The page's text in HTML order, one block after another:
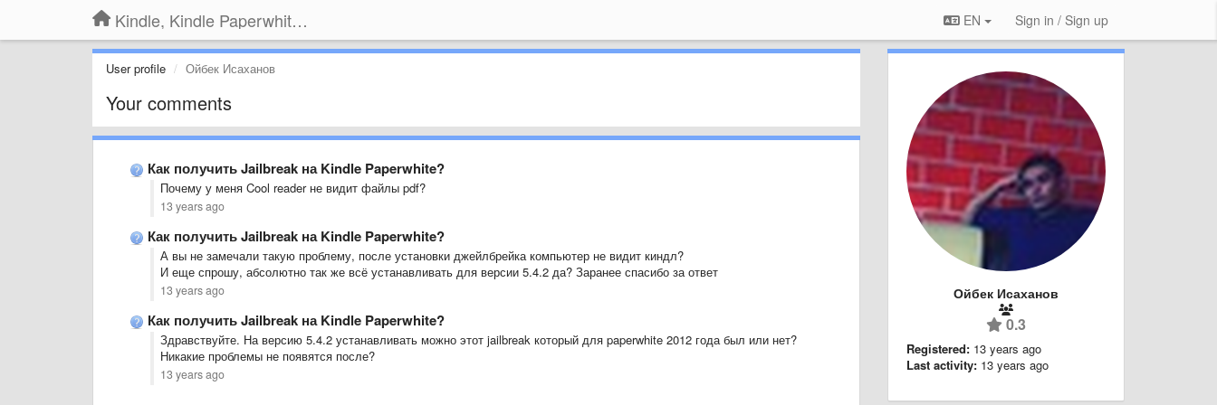
Kindle, Kindle Paperwhite, Kindle Voyage EN Sign in / Sign up
User profile Ойбек Исаханов
Your comments
Как получить Jailbreak на Kindle Paperwhite?
Почему у меня Cool reader не видит файлы pdf?
13 years ago
Как получить Jailbreak на Kindle Paperwhite?
А вы не замечали такую проблему, после установки джейлбрейка компьютер не видит киндл?
И еще спрошу, абсолютно так же всё устанавливать для версии 5.4.2 да? Заранее спасибо за ответ
13 years ago
Как получить Jailbreak на Kindle Paperwhite?
Здравствуйте. На версию 5.4.2 устанавливать можно этот jailbreak который для paperwhite 2012 года был или нет?
Никакие проблемы не появятся после?
13 years ago
Ойбек Исаханов
0.3
Registered: 13 years ago
Last activity: 13 years ago